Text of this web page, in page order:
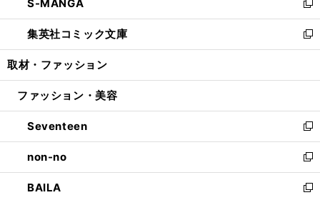
く
で
開
く
ド
ウ
で
開
ィ
ン
ド
ウ
開
い
ウ
ィ
ン
ウ
開
く
S-MANGA
新
し
い
ウ
ン
ウ
で
開
く
集英社コミック文庫
新
し
ウ
ン
ド
ウ
で
開
く
取材・ファッション
ファッション・美容
Seventeen
新
し
い
ウ
ィ
non-no
新
し
い
BAILA
新